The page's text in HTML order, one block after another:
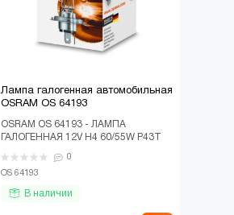
Лампа галогенная автомобильная
OSRAM OS 64193
OSRAM OS 64193 - ЛАМПА
ГАЛОГЕННАЯ 12V H4 60/55W P43T
галогенная автомоби..
0
OS 64193
В наличии